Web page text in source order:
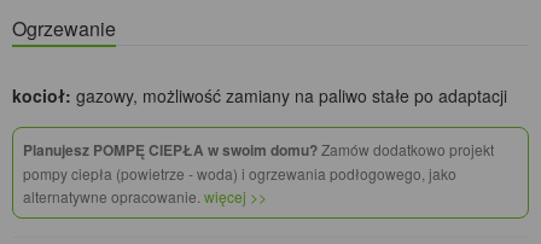
Ogrzewanie
kocioł: gazowy, możliwość zamiany na paliwo stałe po adaptacji
Planujesz POMPĘ CIEPŁA w swoim domu?Zamów dodatkowo projekt
pompy ciepła (powietrze - woda) i ogrzewania podłogowego, jako
alternatywne opracowanie. więcej >>